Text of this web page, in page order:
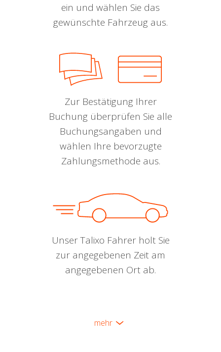
ein und wählen Sie das
gewünschte Fahrzeug aus.
Zur Bestätigung Ihrer
Buchung überprüfen Sie alle
Buchungsangaben und
wählen Ihre bevorzugte
Zahlungsmethode aus.
Unser Talixo Fahrer holt Sie
zur angegebenen Zeit am
angegebenen Ort ab.
mehr